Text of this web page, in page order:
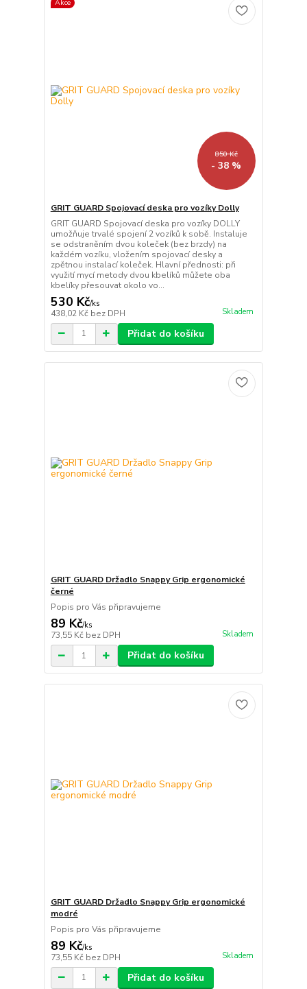
Akce
850 Kč
- 38 %
GRIT GUARD Spojovací deska pro vozíky Dolly
GRIT GUARD Spojovací deska pro vozíky DOLLY
umožňuje trvalé spojení 2 vozíků k sobě. Instaluje
se odstraněním dvou koleček (bez brzdy) na
každém vozíku, vložením spojovací desky a
zpětnou instalací koleček. Hlavní přednosti: při
využití mycí metody dvou kbelíků můžete oba
kbelíky přesouvat okolo vo...
530 Kč/ks
438,02 Kč bez DPH Skladem
Přidat do košíku
GRIT GUARD Držadlo Snappy Grip ergonomické
černé
Popis pro Vás připravujeme
89 Kč/ks
73,55 Kč bez DPH Skladem
Přidat do košíku
GRIT GUARD Držadlo Snappy Grip ergonomické
modré
Popis pro Vás připravujeme
89 Kč/ks
73,55 Kč bez DPH Skladem
Přidat do košíku